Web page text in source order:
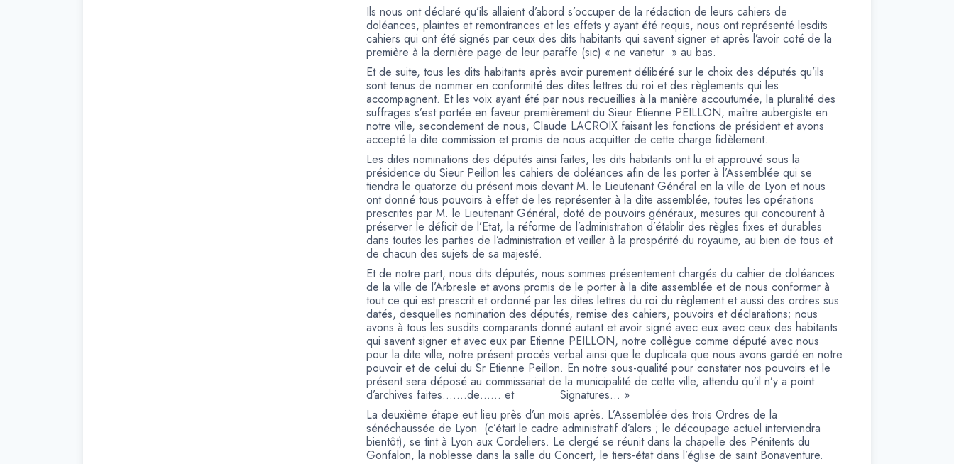
Ils nous ont déclaré qu’ils allaient d’abord s’occuper de la rédaction de leurs cahiers de
doléances, plaintes et remontrances et les effets y ayant été requis, nous ont représenté lesdits
cahiers qui ont été signés par ceux des dits habitants qui savent signer et après l’avoir coté de la
première à la dernière page de leur paraffe (sic) « ne varietur » au bas.
Et de suite, tous les dits habitants après avoir purement délibéré sur le choix des députés qu’ils
sont tenus de nommer en conformité des dites lettres du roi et des règlements qui les
accompagnent. Et les voix ayant été par nous recueillies à la manière accoutumée, la pluralité des
suffrages s’est portée en faveur premièrement du Sieur Etienne PEILLON, maître aubergiste en
notre ville, secondement de nous, Claude LACROIX faisant les fonctions de président et avons
accepté la dite commission et promis de nous acquitter de cette charge fidèlement.
Les dites nominations des députés ainsi faites, les dits habitants ont lu et approuvé sous la
présidence du Sieur Peillon les cahiers de doléances afin de les porter à l’Assemblée qui se
tiendra le quatorze du présent mois devant M. le Lieutenant Général en la ville de Lyon et nous
ont donné tous pouvoirs à effet de les représenter à la dite assemblée, toutes les opérations
prescrites par M. le Lieutenant Général, doté de pouvoirs généraux, mesures qui concourent à
préserver le déficit de l’Etat, la réforme de l’administration d’établir des règles fixes et durables
dans toutes les parties de l’administration et veiller à la prospérité du royaume, au bien de tous et
de chacun des sujets de sa majesté.
Et de notre part, nous dits députés, nous sommes présentement chargés du cahier de doléances
de la ville de l’Arbresle et avons promis de le porter à la dite assemblée et de nous conformer à
tout ce qui est prescrit et ordonné par les dites lettres du roi du règlement et aussi des ordres sus
datés, desquelles nomination des députés, remise des cahiers, pouvoirs et déclarations; nous
avons à tous les susdits comparants donné autant et avoir signé avec eux avec ceux des habitants
qui savent signer et avec eux par Etienne PEILLON, notre collègue comme député avec nous
pour la dite ville, notre présent procès verbal ainsi que le duplicata que nous avons gardé en notre
pouvoir et de celui du Sr Etienne Peillon. En notre sous-qualité pour constater nos pouvoirs et le
présent sera déposé au commissariat de la municipalité de cette ville, attendu qu’il n’y a point
d’archives faites…….de…… et Signatures… »
La deuxième étape eut lieu près d’un mois après. L’Assemblée des trois Ordres de la
sénéchaussée de Lyon (c’était le cadre administratif d’alors ; le découpage actuel interviendra
bientôt), se tint à Lyon aux Cordeliers. Le clergé se réunit dans la chapelle des Pénitents du
Gonfalon, la noblesse dans la salle du Concert, le tiers-état dans l’église de saint Bonaventure.